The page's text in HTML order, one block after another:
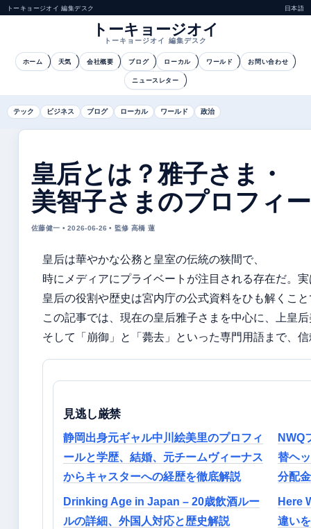
トーキョージオイ 編集デスク 日本語
トーキョージオイ
トーキョージオイ 編集デスク
ホーム 天気 会社概要 ブログ ローカル ワールド お問い合わせ
ニュースレター
テック ビジネス ブログ ローカル ワールド 政治
皇后とは？雅子さま・
美智子さまのプロフィ
佐藤健一 • 2026-06-26 • 監修 高橋 蓮
皇后は華やかな公務と皇室の伝統の狭間で、
時にメディアにプライベートが注目される存在だ。
皇后の役割や歴史は宮内庁の公式資料をひも解くこ
この記事では、現在の皇后雅子さまを中心に、上皇
そして「崩御」と「薨去」といった専門用語まで、
見逃し厳禁
静岡出身元ギャル中川絵美里のプロフィ
ールと学歴、結婚、元チームヴィーナス
からキャスターへの経歴を徹底解説
NWQ
替ヘ
分配
Drinking Age in Japan – 20歳飲酒ルー
ルの詳細、外国人対応と歴史解説
Here
違い